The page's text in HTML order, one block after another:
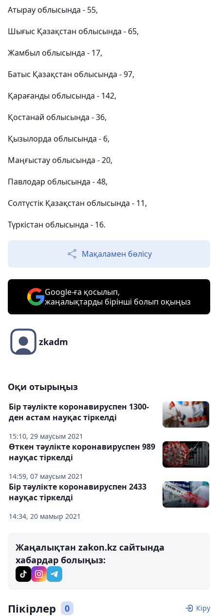
Атырау облысында - 55,
Шығыс Қазақстан облысында - 65,
Жамбыл облысында - 17,
Батыс Қазақстан облысында - 97,
Қарағанды облысында - 142,
Қостанай облысында - 36,
Қызылорда облысында - 6,
Маңғыстау облысында - 20,
Павлодар облысында - 48,
Солтүстік Қазақстан облысында - 11,
Түркістан облысында - 16.
Мақаламен бөлісу
Google-ға қосылып,
жаңалықтарды бірінші болып оқыңыз
zkadm
Оқи отырыңыз
15:10, 29 маусым 2021
Бір тәулікте коронавируспен 1300-
ден астам науқас тіркелді
14:59, 07 маусым 2021
Өткен тәулікте коронавируспен 989
науқас тіркелді
14:34, 20 мамыр 2021
Бір тәулікте коронавируспен 2433
науқас тіркелді
Жаңалықтан zakon.kz сайтында
хабардар болыңыз:
Пікірлер 0 Кіру